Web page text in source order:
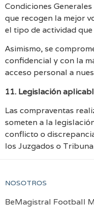
Condiciones
que recogen la mejor
el tipo de actividad
Asimismo, se
confidencial y con la
acceso personal a
11. Legislación
Las compraventas
someten a la
conflicto o
los Juzgados o
NOSOTROS
BeMagistral Football